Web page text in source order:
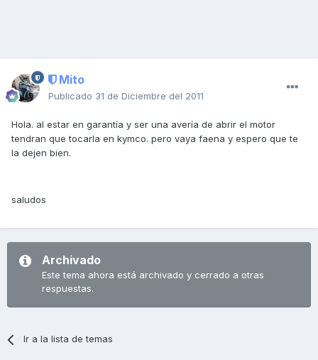
Mito
Publicado 31 de Diciembre del 2011
Hola. al estar en garantía y ser una avería de abrir el motor
tendran que tocarla en kymco. pero vaya faena y espero que te
la dejen bien.
saludos
Archivado
Este tema ahora está archivado y cerrado a otras
respuestas.
Ir a la lista de temas